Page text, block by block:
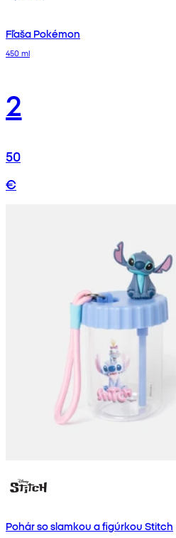
Fľaša Pokémon
450 ml
2
50
€
Pohár so slamkou a figúrkou Stitch